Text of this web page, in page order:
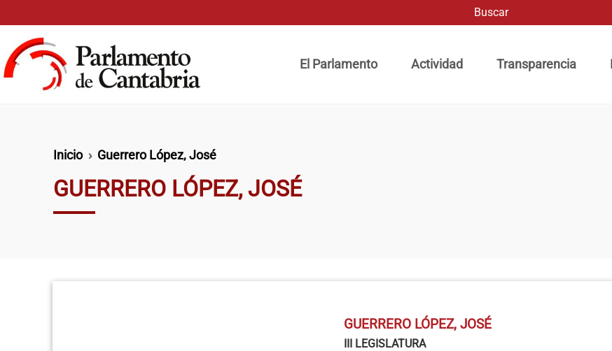
El Parlamento
Actividad Transparencia
Ruta de navegación
Inicio Guerrero López, José
GUERRERO LÓPEZ, JOSÉ
GUERRERO LÓPEZ, JOSÉ
III LEGISLATURA